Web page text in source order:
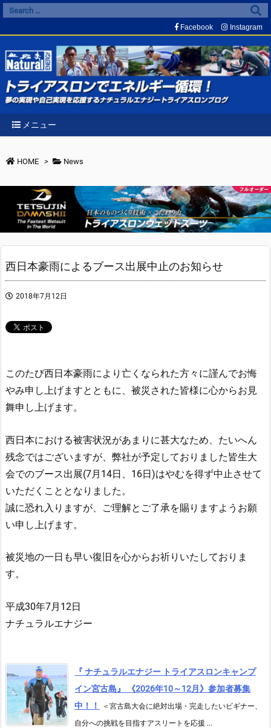
メニュー
Facebook Instagram
HOME > News
西日本豪雨によるブース出展中止のお知らせ
2018年7月12日
このたび西日本豪雨により亡くなられた方々に謹んでお悔
やみ申し上げますとともに、被災された皆様に心からお見
舞申し上げます。
西日本における被害状況があまりに甚大なため、たいへん
残念ではございますが、弊社が予定しておりました皆生大
会でのブース出展(7月14日、16日)はやむを得ず中止させて
いただくこととなりました。
誠に恐れ入りますが、ご理解とご了承を賜りますようお願
い申し上げます。
被災地の一日も早い復旧を心からお祈りいたしておりま
す。
平成30年7月12日
ナチュラルエナジー
『 ナチュラルエナジー トライアスロンキャンプ
イン宮古島』 《2026年10～12月》参加者募集
中！！
＜宮古島大会に絶対出場・完走したいビギナー、
自分への挑戦を目指すアスリートを応援 ...